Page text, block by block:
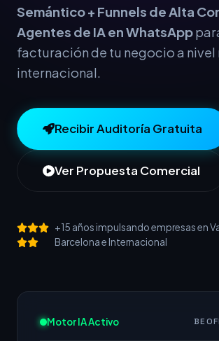
Semántico + Funnels de Alta
Agentes de IA en WhatsApp
facturación de tu negocio a nivel
internacional.
Recibir Auditoría Gratuita
Ver Propuesta Comercial
+15 años impulsando empresas en
Barcelona e Internacional
Motor IA Activo